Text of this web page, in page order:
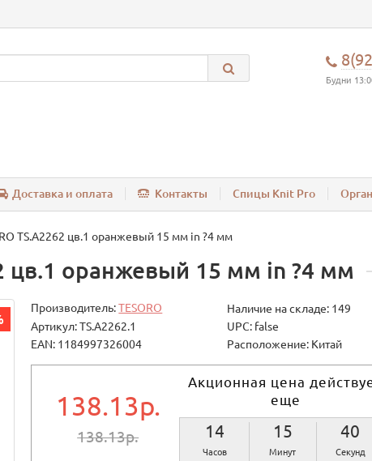
Будни
Доставка и оплата Контакты Спицы Knit Pro
TS.A2262 цв.1 оранжевый 15 мм in ?4 мм
цв.1 оранжевый 15 мм in ?4 мм
Производитель:TESORO
Наличие на складе: 149
Артикул: TS.A2262.1
UPC: false
EAN: 1184997326004
Расположение: Китай
138.13р.
138.13р.
Акционная цена
еще
14
Часов
15
Минут
39
Секунд